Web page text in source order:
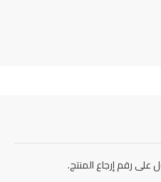
على رقم إرجاع المنتج.